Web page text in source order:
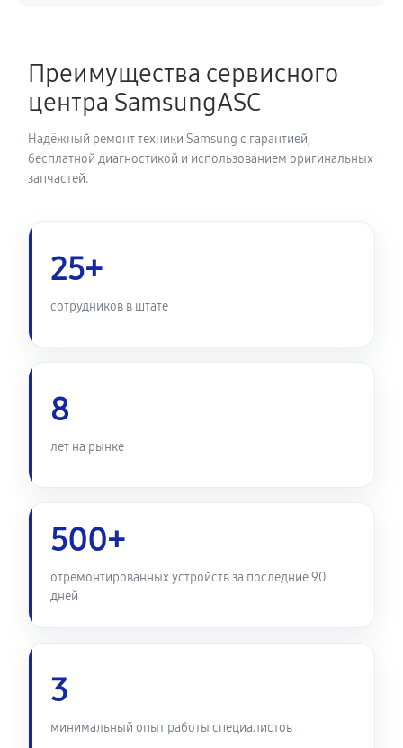
BF65CCPSTR
810 руб 60 минут
Замена панели управления
Преимущества сервисного
центра SamsungASC
Надёжный ремонт техники Samsung с гарантией,
бесплатной диагностикой и использованием оригинальных
запчастей.
25+
сотрудников в штате
8
лет на рынке
500+
отремонтированных устройств за последние 90
дней
3
минимальный опыт работы специалистов